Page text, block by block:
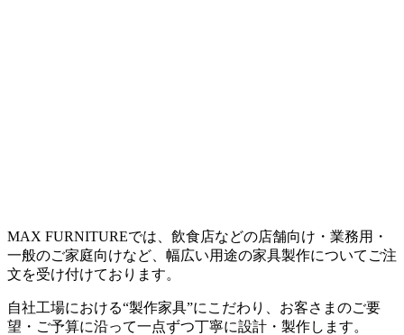
MAX FURNITUREでは、飲食店などの店舗向け・業務用・
一般のご家庭向けなど、幅広い用途の家具製作についてご注
文を受け付けております。
自社工場における“製作家具”にこだわり、お客さまのご要
望・ご予算に沿って一点ずつ丁寧に設計・製作します。